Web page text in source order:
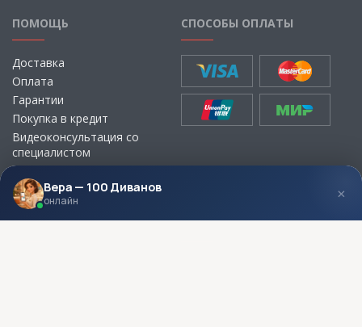
ПОМОЩЬ
Доставка
Оплата
Гарантии
Покупка в кредит
Видеоконсультация со
специалистом
Выбор ткани для мебели без
визита в магазин
СПОСОБЫ ОПЛАТЫ
МЫ В СОЦСЕТЯХ КОНТАКТЫ
Вера — 100 Диванов
онлайн ×